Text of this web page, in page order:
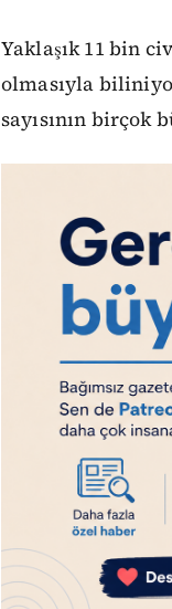
Yaklaşık 11 bin
olmasıyla
sayısının birçok